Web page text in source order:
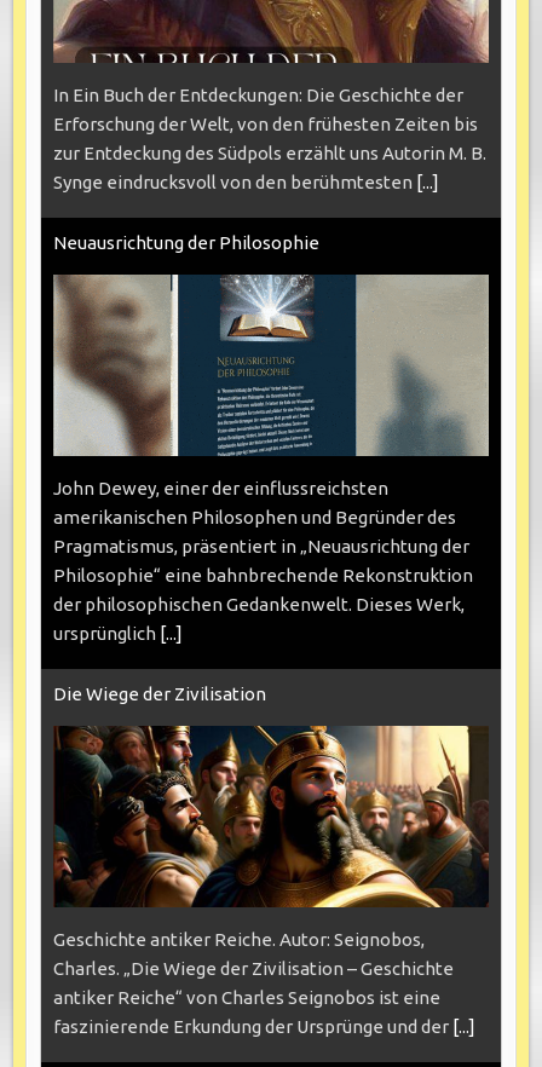
In Ein Buch der Entdeckungen: Die Geschichte der
Erforschung der Welt, von den frühesten Zeiten bis
zur Entdeckung des Südpols erzählt uns Autorin M. B.
Synge eindrucksvoll von den berühmtesten [...]
Neuausrichtung der Philosophie
John Dewey, einer der einflussreichsten
amerikanischen Philosophen und Begründer des
Pragmatismus, präsentiert in „Neuausrichtung der
Philosophie“ eine bahnbrechende Rekonstruktion
der philosophischen Gedankenwelt. Dieses Werk,
ursprünglich [...]
Die Wiege der Zivilisation
Geschichte antiker Reiche. Autor: Seignobos,
Charles. „Die Wiege der Zivilisation – Geschichte
antiker Reiche“ von Charles Seignobos ist eine
faszinierende Erkundung der Ursprünge und der [...]